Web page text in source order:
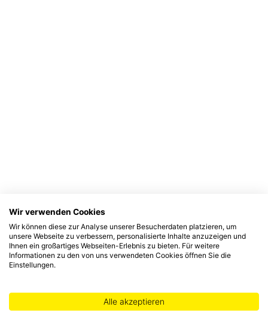
Wir verwenden Cookies
Wir können diese zur Analyse unserer Besucherdaten platzieren, um
unsere Webseite zu verbessern, personalisierte Inhalte anzuzeigen und
Ihnen ein großartiges Webseiten-Erlebnis zu bieten. Für weitere
Informationen zu den von uns verwendeten Cookies öffnen Sie die
Einstellungen.
Alle akzeptieren